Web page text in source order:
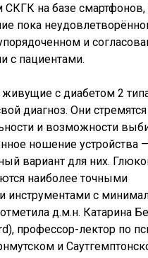
СКГК на базе
пока
и
с пациентами.
с диабетом 2
диагноз. Они
и возможности
ношение устройства
вариант для них.
наиболее точными
инструментами с
д.м.н. Катарина
профессор-лектор по
и